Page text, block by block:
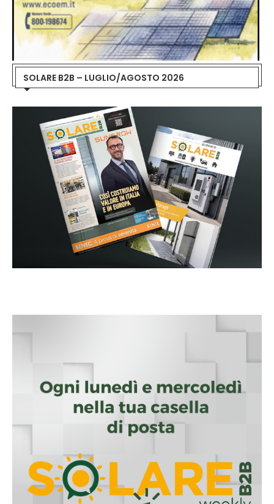
SOLARE B2B – LUGLIO/AGOSTO 2026